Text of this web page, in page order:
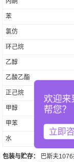
苯
氯仿
环己烷
乙醇
乙酸乙酯
正己烷
甲醇
甲苯
水
包装与贮存：
巴斯夫
欢迎来
帮您？
立即